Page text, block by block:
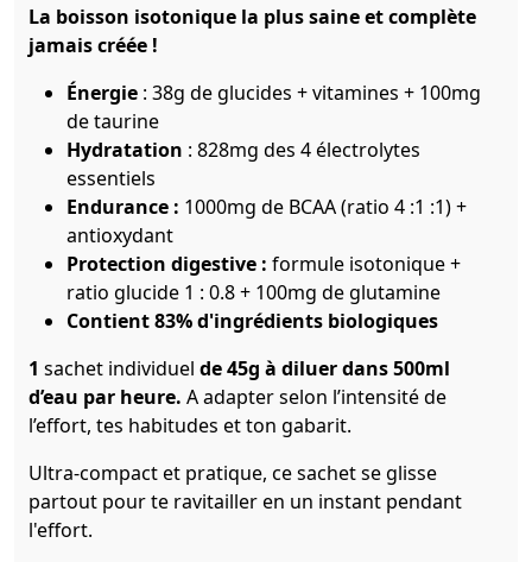
La boisson isotonique la plus saine et complète
jamais créée !
Énergie : 38g de glucides + vitamines + 100mg
de taurine
Hydratation : 828mg des 4 électrolytes
essentiels
Endurance : 1000mg de BCAA (ratio 4 :1 :1) +
antioxydant
Protection digestive : formule isotonique +
ratio glucide 1 : 0.8 + 100mg de glutamine
Contient 83% d'ingrédients biologiques
1 sachet individuel de 45g à diluer dans 500ml
d’eau par heure. A adapter selon l’intensité de
l’effort, tes habitudes et ton gabarit.
Ultra-compact et pratique, ce sachet se glisse
partout pour te ravitailler en un instant pendant
l'effort.